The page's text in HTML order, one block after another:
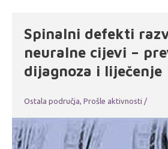
Spinalni defekti
neuralne cijevi –
dijagnoza i liječenje
Ostala područja Prošle aktivnosti /